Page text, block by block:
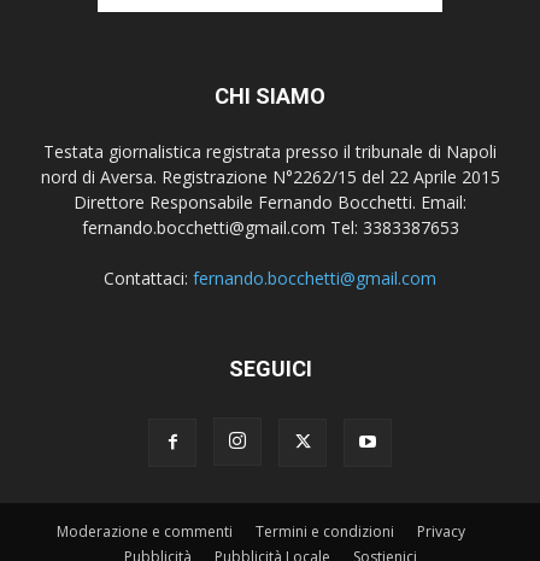
CHI SIAMO
Testata giornalistica registrata presso il tribunale di Napoli
nord di Aversa. Registrazione N°2262/15 del 22 Aprile 2015
Direttore Responsabile Fernando Bocchetti. Email:
fernando.bocchetti@gmail.com Tel: 3383387653
Contattaci: fernando.bocchetti@gmail.com
SEGUICI
Moderazione e commenti Termini e condizioni
Privacy
Pubblicità
Pubblicità Locale Sostienici